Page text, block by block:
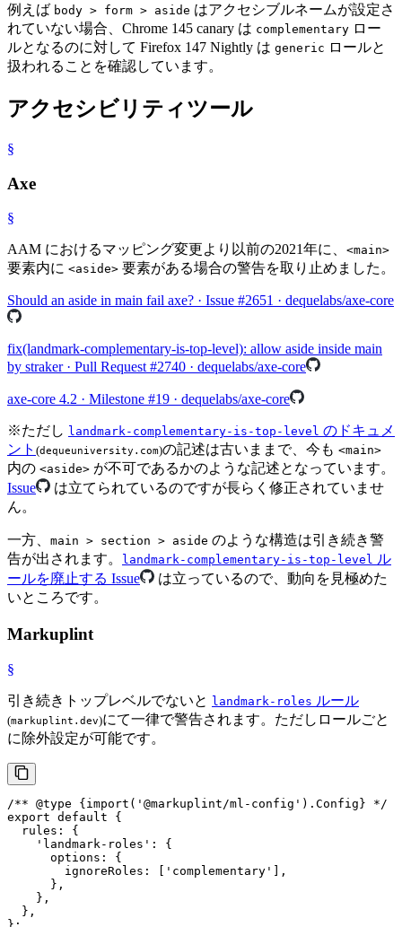
例えば body > form > aside はアクセシブルネームが設定さ
れていない場合、Chrome 145 canary は complementary ロー
ルとなるのに対して Firefox 147 Nightly は generic ロールと
扱われることを確認しています。
アクセシビリティツール
§
Axe
§
AAM におけるマッピング変更より以前の2021年に、 <main>
要素内に <aside> 要素がある場合の警告を取り止めました。
Should an aside in main fail axe? · Issue #2651 · dequelabs/axe-core
fix(landmark-complementary-is-top-level): allow aside inside main
by straker · Pull Request #2740 · dequelabs/axe-core
axe-core 4.2 · Milestone #19 · dequelabs/axe-core
※ただし landmark-complementary-is-top-level のドキュメ
ント (dequeuniversity.com)の記述は古いままで、今も <main>
内の <aside> が不可であるかのような記述となっています。
Issue
は立てられているのですが長らく修正されていませ
ん。
一方、 main > section > aside のような構造は引き続き警
告が出されます。
landmark-complementary-is-top-level ル
ールを廃止する Issue
は立っているので、動向を見極めた
いところです。
Markuplint
§
引き続きトップレベルでないと landmark-roles ルール
(markuplint.dev)にて一律で警告されます。ただしロールごと
に除外設定が可能です。
/** @type {import('@markuplint/ml-config').Config} */
export default {
rules : {
'landmark-roles' : {
options : {
ignoreRoles : [ 'complementary' ],
      },
    },
  },